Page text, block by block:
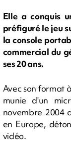
Elle a conquis
préfiguré le jeu
la console
commercial du
ses 20 ans.
Avec son format
munie d'un
novembre 2004
en Europe,
vidéo.